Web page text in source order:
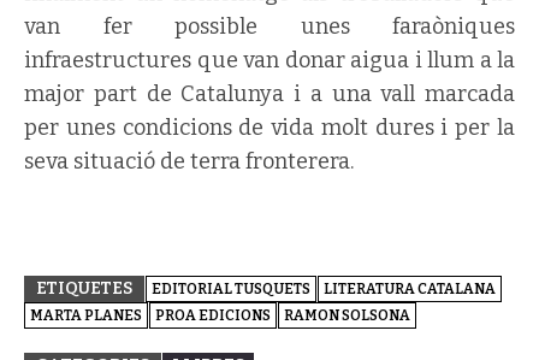
van fer possible unes faraòniques
infraestructures que van donar aigua i llum a la
major part de Catalunya i a una vall marcada
per unes condicions de vida molt dures i per la
seva situació de terra fronterera.
ETIQUETES EDITORIAL TUSQUETS
LITERATURA CATALANA
MARTA PLANES
PROA EDICIONS RAMON SOLSONA